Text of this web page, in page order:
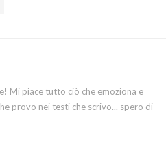
Mi piace tutto ciò che emoziona e
provo nei testi che scrivo... spero di